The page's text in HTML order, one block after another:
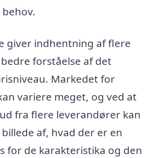
giver indhentning af flere
forståelse af det
Markedet for
variere meget, og ved at
fra flere leverandører kan
af, hvad der er en
for de karakteristika og den